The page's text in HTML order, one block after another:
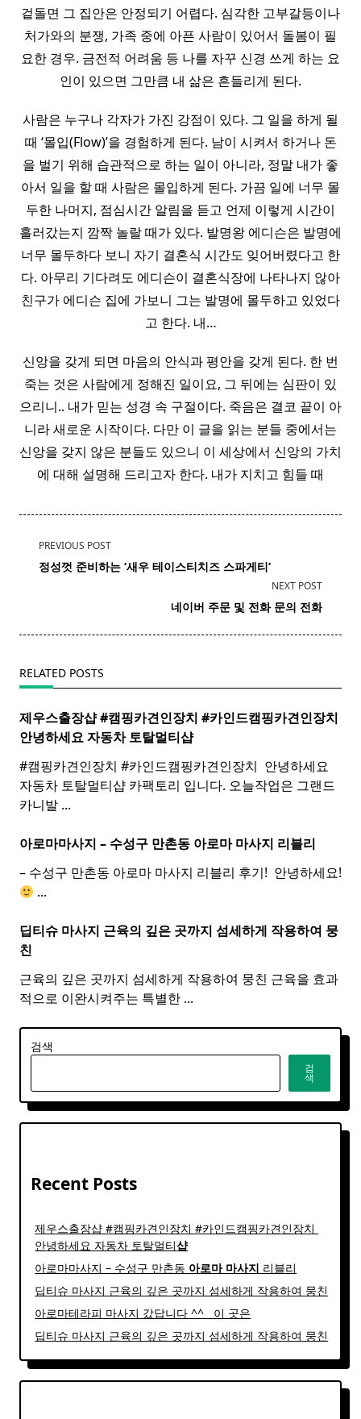
겉돌면 그 집안은 안정되기 어렵다. 심각한 고부갈등이나
처가와의 분쟁, 가족 중에 아픈 사람이 있어서 돌봄이 필
요한 경우. 금전적 어려움 등 나를 자꾸 신경 쓰게 하는 요
인이 있으면 그만큼 내 삶은 흔들리게 된다.
사람은 누구나 각자가 가진 강점이 있다. 그 일을 하게 될
때 ‘몰입(Flow)’을 경험하게 된다. 남이 시켜서 하거나 돈
을 벌기 위해 습관적으로 하는 일이 아니라, 정말 내가 좋
아서 일을 할 때 사람은 몰입하게 된다. 가끔 일에 너무 몰
두한 나머지, 점심시간 알림을 듣고 언제 이렇게 시간이
흘러갔는지 깜짝 놀랄 때가 있다. 발명왕 에디슨은 발명에
너무 몰두하다 보니 자기 결혼식 시간도 잊어버렸다고 한
다. 아무리 기다려도 에디슨이 결혼식장에 나타나지 않아
친구가 에디슨 집에 가보니 그는 발명에 몰두하고 있었다
고 한다. 내…
신앙을 갖게 되면 마음의 안식과 평안을 갖게 된다. 한 번
죽는 것은 사람에게 정해진 일이요, 그 뒤에는 심판이 있
으리니.. 내가 믿는 성경 속 구절이다. 죽음은 결코 끝이 아
니라 새로운 시작이다. 다만 이 글을 읽는 분들 중에서는
신앙을 갖지 않은 분들도 있으니 이 세상에서 신앙의 가치
에 대해 설명해 드리고자 한다. 내가 지치고 힘들 때
<span
class="nav-
text">Page</span>
PREVIOUS POST
정성껏 준비하는 ‘새우 테이스티치즈 스파게티‘ ​
NEXT POST
네이버 주문 및 전화 문의 전화
RELATED POSTS
제우스출장샵 #캠핑카견인장치 #카인드캠핑카견인장치 ​
안녕하세요 자동차 토탈멀티샵
#캠핑카견인장치 #카인드캠핑카견인장치 ​ 안녕하세요
자동차 토탈멀티샵 카팩토리 입니다. 오늘작업은 그랜드
카니발 ...
아로마마사지 – 수성구 만촌동 아로마 마사지 리블리
– 수성구 만촌동 아로마 마사지 리블리 후기! ​ 안녕하세요!
...
딥티슈 마사지 근육의 깊은 곳까지 섬세하게 작용하여 뭉
친
근육의 깊은 곳까지 섬세하게 작용하여 뭉친 근육을 효과
적으로 이완시켜주는 특별한 ...
검색
검
색
Recent Posts
제우스출장샵 #캠핑카견인장치 #카인드캠핑카견인장치 ​
안녕하세요 자동차 토탈멀티샵
아로마마사지 – 수성구 만촌동 아로마 마사지 리블리
딥티슈 마사지 근육의 깊은 곳까지 섬세하게 작용하여 뭉친
아로마테라피 마사지 갔답니다 ^^ ​ ​ 이 곳은
딥티슈 마사지 근육의 깊은 곳까지 섬세하게 작용하여 뭉친